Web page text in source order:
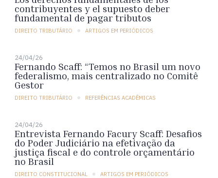
contribuyentes y el supuesto deber
fundamental de pagar tributos
DIREITO TRIBUTÁRIO ARTIGOS EM PERIÓDICOS
24/04/26
Fernando Scaff: “Temos no Brasil um novo
federalismo, mais centralizado no Comitê
Gestor
DIREITO TRIBUTÁRIO REFERÊNCIAS ACADÊMICAS
24/04/26
Entrevista Fernando Facury Scaff: Desafios
do Poder Judiciário na efetivação da
justiça fiscal e do controle orçamentário
no Brasil
DIREITO CONSTITUCIONAL ARTIGOS EM PERIÓDICOS